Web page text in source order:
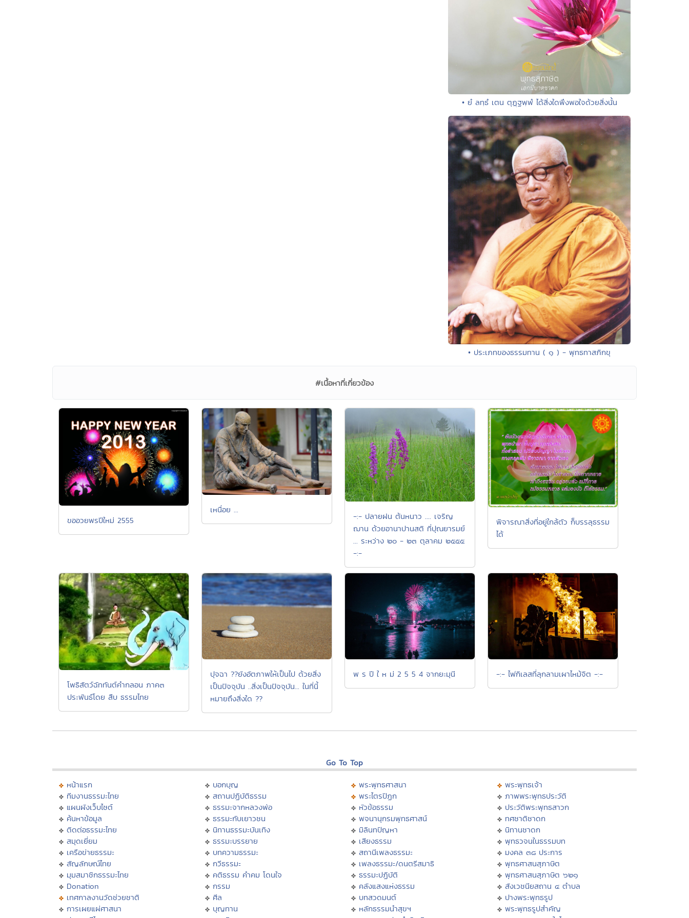
• ยํ ลทฺธํ เตน ตุฏฺฐพฺพํ ได้สิ่งใดพึงพอใจด้วยสิ่งนั้น
• ประเภทของธรรมทาน ( ๑ ) - พุทธทาสภิกขุ
#เนื้อหาที่เกี่ยวข้อง
ขออวยพรปีใหม่ 2555
เหนื่อย ...
-:- ปลายฝน ต้นหนาว .... เจริญ
ฌาน ด้วยอานาปานสติ ที่ปุณยารมย์
... ระหว่าง ๒๐ - ๒๓ ตุลาคม ๒๕๕๕
-:-
พิจารณาสิ่งที่อยู่ใกล้ตัว ก็บรรลุธรรม
ได้
โพธิสัตว์ฉัททันต์คำกลอน ภาค๓
ประพันธ์โดย สืบ ธรรมไทย
ปุจฉา ??ยังอัตภาพให้เป็นไป ด้วยสิ่ง
เป็นปัจจุบัน ..สิ่งเป็นปัจจุบัน... ในที่นี้
หมายถึงสิ่งใด ??
พ ร ปี ใ ห ม่ 2 5 5 4 จากยะมุนี -:- ไฟกิเลสที่ลุกลามเผาไหม้จิต -:-
Go To Top
หน้าแรก
ทีมงานธรรมะไทย
แผนผังเว็บไซต์
ค้นหาข้อมูล
ติดต่อธรรมะไทย
สมุดเยี่ยม
เครือข่ายธรรมะ
สัญลักษณ์ไทย
มุมสมาชิกธรรมะไทย
Donation
เทศกาลงานวัดช่วยชาติ
การเผยแผ่ศาสนา
บอกบุญ
สถานปฏิบัติธรรม
ธรรมะจากหลวงพ่อ
ธรรมะกับเยาวชน
นิทานธรรมะบันเทิง
ธรรมะบรรยาย
บทความธรรมะ
กวีธรรมะ
คติธรรม คำคม โดนใจ
กรรม
ศีล
บุญทาน
พระพุทธศาสนา
พระไตรปิฏก
หัวข้อธรรม
พจนานุกรมพุทธศาสน์
มิลินทปัญหา
เสียงธรรม
สถานีเพลงธรรมะ
เพลงธรรมะ/ดนตรีสมาธิ
ธรรมะปฏิบัติ
คลังแสงแห่งธรรม
บทสวดมนต์
หลักธรรมนำสุขฯ
พระพุทธเจ้า
ภาพพระพุทธประวัติ
ประวัติพระพุทธสาวก
ทศชาติชาดก
นิทานชาดก
พุทธวจนในธรรมบท
มงคล ๓๘ ประการ
พุทธศาสนสุภาษิต
พุทธศาสนสุภาษิต ๖๒๑
สังเวชนียสถาน ๔ ตำบล
ปางพระพุทธรูป
พระพุทธรูปสำคัญ